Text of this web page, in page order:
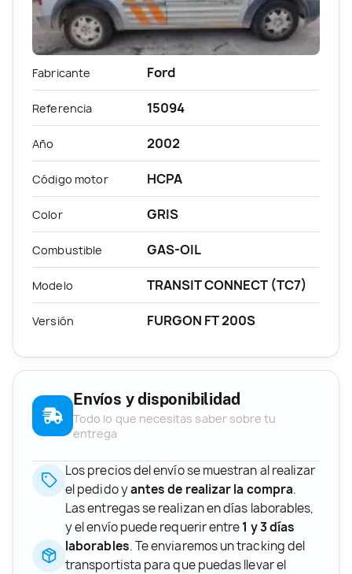
Fabricante Ford
Referencia 15094
Año 2002
Código motor HCPA
Color GRIS
Combustible GAS-OIL
Modelo TRANSIT CONNECT (TC7)
Versión FURGON FT 200S
Envíos y disponibilidad
Todo lo que necesitas saber sobre tu
entrega
Los precios del envío se muestran al realizar
el pedido yantes de realizar la compra.
Las entregas se realizan en días laborables,
y el envío puede requerir entre1 y 3 días
laborables. Te enviaremos un tracking del
transportista para que puedas llevar el